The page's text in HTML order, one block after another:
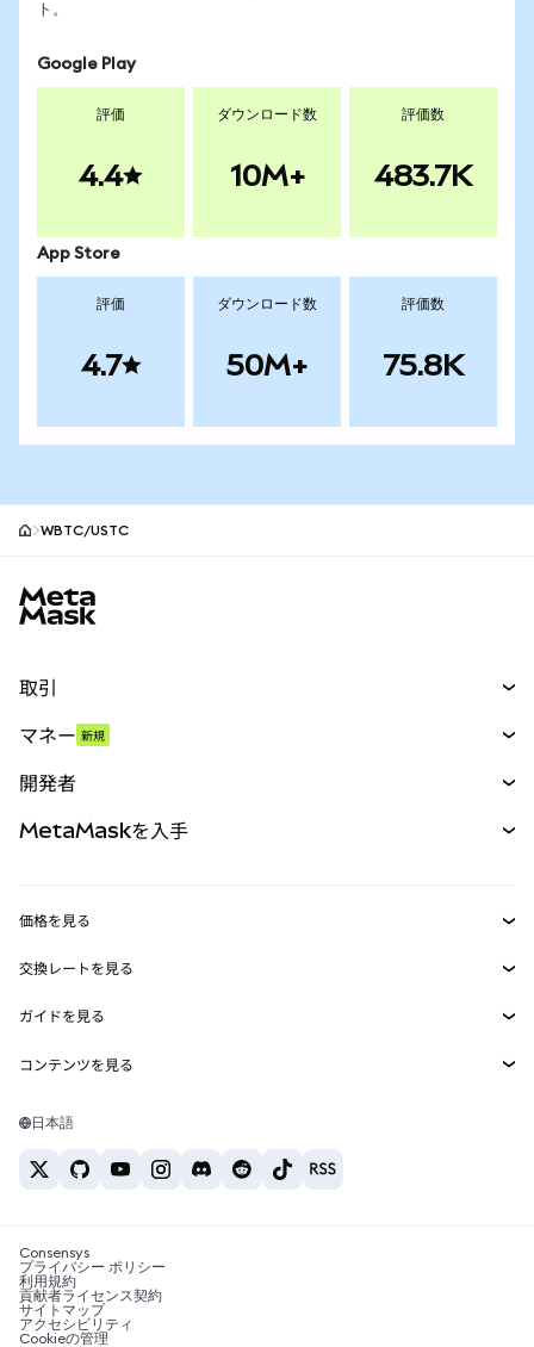
ト。
Google Play
評価
4.4
ダウンロード数
10M+
評価数
483.7K
App Store
評価
4.7
ダウンロード数
50M+
評価数
75.8K
WBTC/USTC
取引
パーペチュアル
RWA
マネー 新規
開発者
MetaMask Connect
Snaps
Web3サービス
MetaMaskを入手
セキュリティ
サポート
キャリア
お問い合わせ
価格を見る
イーサリアムの価格
Solanaの価格
Tetherの価格
交換レートを見る
ETH→USD
USDT→INR
BTC→INR
ETH→USDT
ガイドを見る
ETHの購入
USDTの購入
SHIBの購入
BNBの購入
コンテンツを見る
Solanaウォレット
税制関連ニュース
暗号資産の購入方法は？
ビットコインを売るには？
日本語
Consensys
プライバシー ポリシー
利用規約
貢献者ライセンス契約
サイトマップ
アクセシビリティ
Cookieの管理